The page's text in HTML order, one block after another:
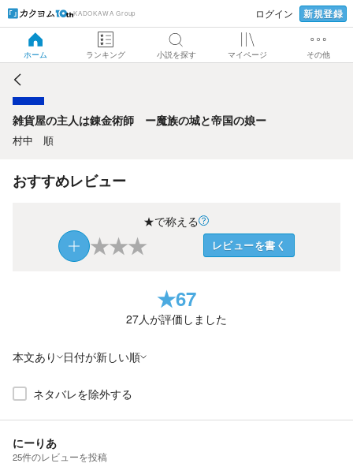
KADOKAWA Group ログイン 新規登録
ホーム ランキング 小説を探す マイページ その他
雑貨屋の主人は錬金術師 ー魔族の城と帝国の娘ー
雑貨屋の主人は錬金術師 ー魔族の城と帝国の娘ー
村中 順
おすすめレビュー
★で称える
★★★ レビューを書く
★67
27人が評価しました
本文あり 日付が新しい順
ネタバレを除外する
にーりあ
25件のレビューを投稿